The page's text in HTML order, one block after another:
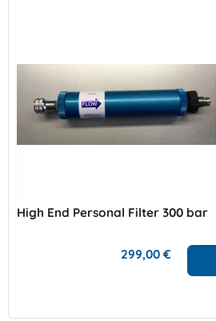
High End Personal Filter 300 bar
299,00 €